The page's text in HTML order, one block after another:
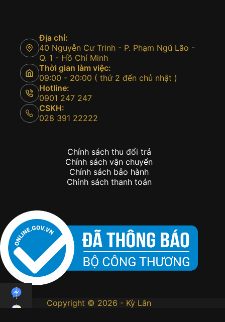
Địa chỉ:
40 Nguyễn Cư Trinh - P. Phạm Ngũ Lão -
Q. 1 - Hồ Chí Minh
Thời gian làm việc:
09:00 - 20:00 ( thứ 2 đến chủ nhật )
Hotline:
0901 247 247
CSKH:
028 391 22222
Chính sách thu đổi trả
Chính sách vận chuyển
Chính sách bảo hành
Chính sách thanh toán
Copyright © 2026 - Kỳ Lân